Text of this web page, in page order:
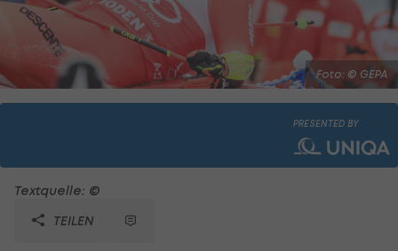
Foto: © GEPA
PRESENTED BY
Textquelle: ©
TEILEN